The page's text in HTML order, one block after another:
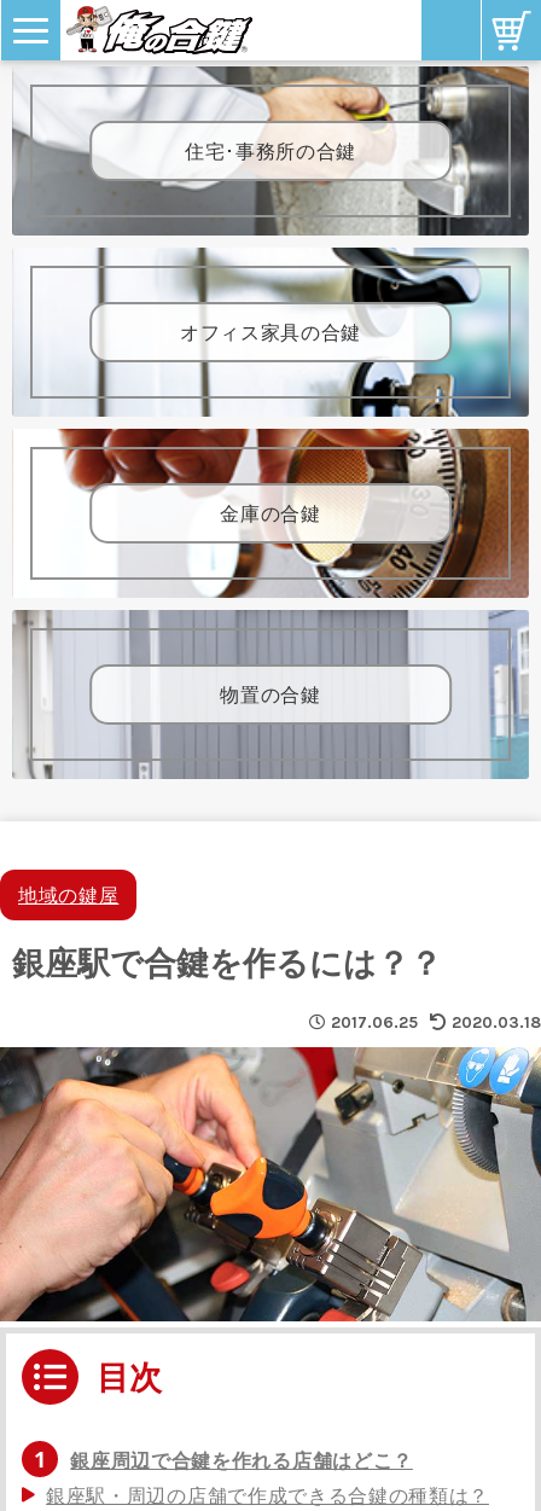
住宅･事務所の合鍵
オフィス家具の合鍵
金庫の合鍵
物置の合鍵
地域の鍵屋
銀座駅で合鍵を作るには？？
2017.06.25 2020.03.18
目次
1
銀座周辺で合鍵を作れる店舗はどこ？
銀座駅・周辺の店舗で作成できる合鍵の種類は？